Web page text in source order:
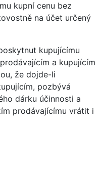
kupní cenu bez
na účet určený
kupujícímu
a kupujícím
že dojde-li
pozbývá
dárku účinnosti a
prodávajícímu vrátit i